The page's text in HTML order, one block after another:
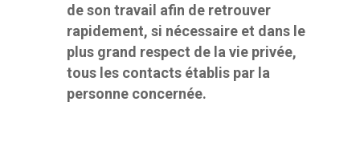
de son travail afin de retrouver
rapidement, si nécessaire et dans le
plus grand respect de la vie privée,
tous les contacts établis par la
personne concernée.